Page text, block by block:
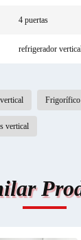
4 puertas
refrigerador
Frigorífico
vertical